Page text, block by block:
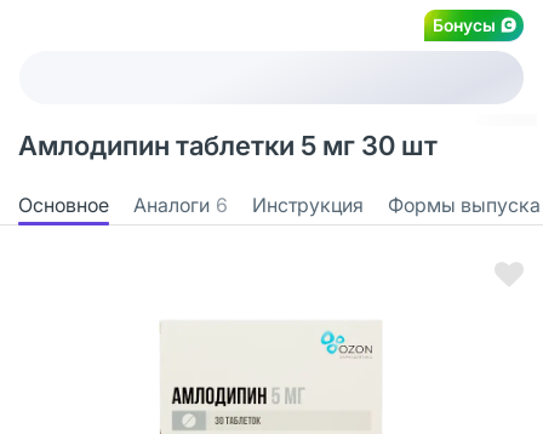
Бонусы
Амлодипин таблетки 5 мг 30 шт
Основное Аналоги 6 Инструкция Формы выпуска